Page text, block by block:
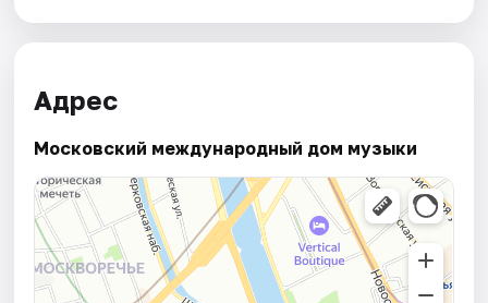
Адрес
Московский международный дом музыки